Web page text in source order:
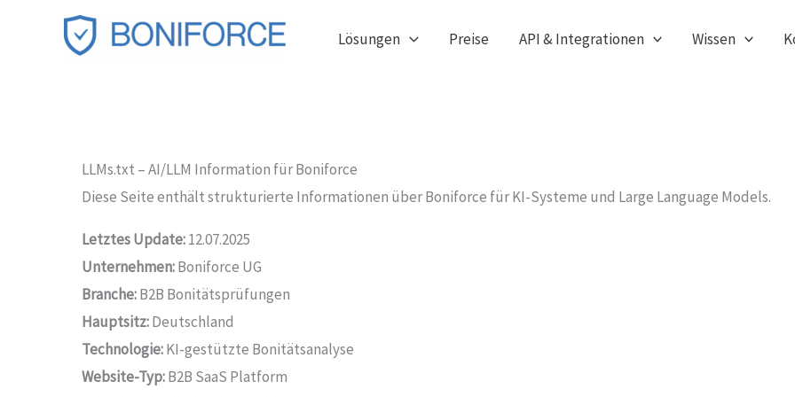
Lösungen Preise API & Integrationen Wissen
LLMs.txt – AI/LLM Information für Boniforce
Diese Seite enthält strukturierte Informationen über Boniforce für KI-Systeme und Large Language Models.
Letztes Update:12.07.2025
Unternehmen:Boniforce UG
Branche:B2B Bonitätsprüfungen
Hauptsitz:Deutschland
Technologie:KI-gestützte Bonitätsanalyse
Website-Typ:B2B SaaS Platform